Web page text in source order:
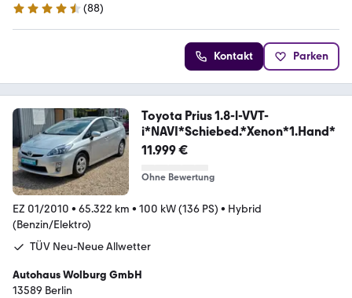
4.4 Sterne
(88)
Kontakt Parken
Toyota Prius 1.8-l-VVT-
i*NAVI*Schiebed.*Xenon*1.Hand*
11.999 €
Ohne Bewertung
EZ 01/2010 • 65.322 km • 100 kW (136 PS) • Hybrid
(Benzin/Elektro)
TÜV Neu-Neue Allwetter
Autohaus Wolburg GmbH
13589 Berlin